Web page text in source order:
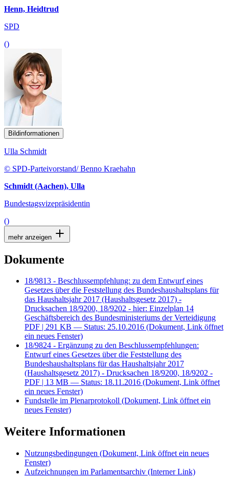
Henn, Heidtrud
SPD
()
Bildinformationen
Ulla Schmidt
© SPD-Parteivorstand/ Benno Kraehahn
Schmidt (Aachen), Ulla
Bundestagsvizepräsidentin
()
mehr anzeigen
Dokumente
18/9813 - Beschlussempfehlung: zu dem Entwurf eines
Gesetzes über die Feststellung des Bundeshaushaltsplans für
das Haushaltsjahr 2017 (Haushaltsgesetz 2017) -
Drucksachen 18/9200, 18/9202 - hier: Einzelplan 14
Geschäftsbereich des Bundesministeriums der Verteidigung
PDF | 291 KB — Status: 25.10.2016 (Dokument, Link öffnet
ein neues Fenster)
18/9824 - Ergänzung zu den Beschlussempfehlungen:
Entwurf eines Gesetzes über die Feststellung des
Bundeshaushaltsplans für das Haushaltsjahr 2017
(Haushaltsgesetz 2017) - Drucksachen 18/9200, 18/9202 -
PDF | 13 MB — Status: 18.11.2016 (Dokument, Link öffnet
ein neues Fenster)
Fundstelle im Plenarprotokoll (Dokument, Link öffnet ein
neues Fenster)
Weitere Informationen
Nutzungsbedingungen (Dokument, Link öffnet ein neues
Fenster)
Aufzeichnungen im Parlamentsarchiv (Interner Link)